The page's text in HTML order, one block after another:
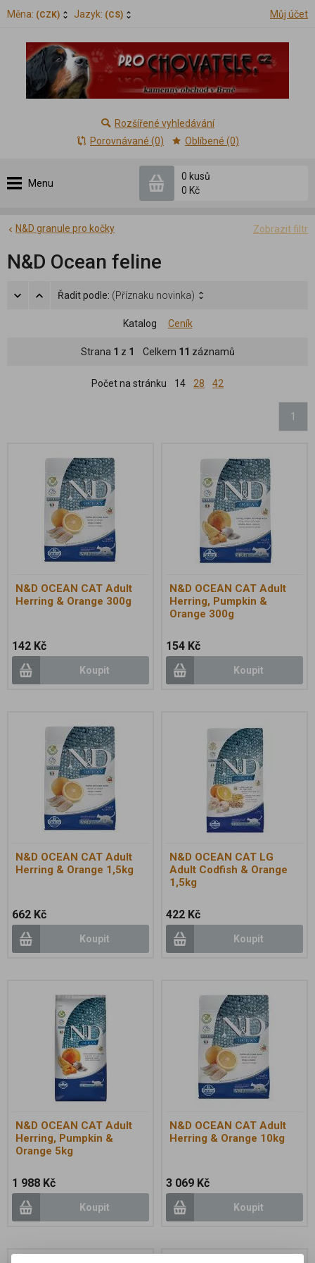
Měna: (CZK) Jazyk: (CS) Můj účet
Menu
0 kusů
0 Kč
Rozšířené vyhledávání
Porovnávané (0)
Oblíbené (0)
Zobrazit filtr
N&D granule pro kočky
N&D Ocean feline
Řadit podle: (Příznaku novinka)
Katalog Ceník
Strana 1 z 1 Celkem 11 záznamů
Počet na stránku 14 28 42
1
N&D OCEAN CAT Adult
Herring & Orange 300g
142 Kč
Koupit
N&D OCEAN CAT Adult
Herring, Pumpkin &
Orange 300g
154 Kč
Koupit
N&D OCEAN CAT Adult
Herring & Orange 1,5kg
662 Kč
Koupit
N&D OCEAN CAT LG
Adult Codfish & Orange
1,5kg
422 Kč
Koupit
N&D OCEAN CAT Adult
Herring, Pumpkin &
Orange 5kg
1 988 Kč
Koupit
N&D OCEAN CAT Adult
Herring & Orange 10kg
3 069 Kč
Koupit